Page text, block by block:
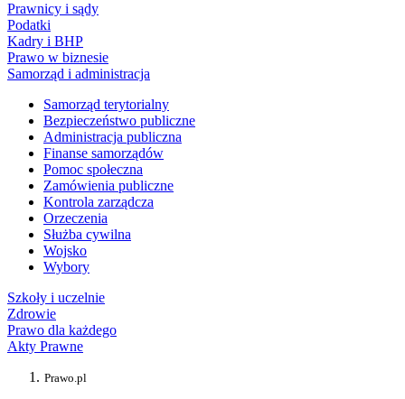
Prawnicy i sądy
Podatki
Kadry i BHP
Prawo w biznesie
Samorząd i administracja
Samorząd terytorialny
Bezpieczeństwo publiczne
Administracja publiczna
Finanse samorządów
Pomoc społeczna
Zamówienia publiczne
Kontrola zarządcza
Orzeczenia
Służba cywilna
Wojsko
Wybory
Szkoły i uczelnie
Zdrowie
Prawo dla każdego
Akty Prawne
Prawo.pl